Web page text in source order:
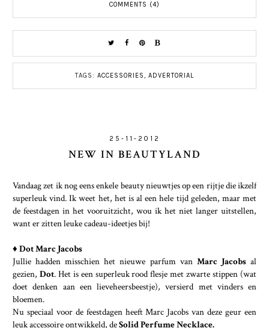
COMMENTS (4)
TAGS: ACCESSORIES, ADVERTORIAL
25-11-2012
NEW IN BEAUTYLAND
Vandaag zet ik nog eens enkele beauty nieuwtjes op een rijtje die ikzelf
superleuk vind. Ik weet het, het is al een hele tijd geleden, maar met
de feestdagen in het vooruitzicht, wou ik het niet langer uitstellen,
want er zitten leuke cadeau-ideetjes bij!
♦ Dot Marc Jacobs
Jullie hadden misschien het nieuwe parfum van Marc Jacobsal
gezien, Dot. Het is een superleuk rood flesje met zwarte stippen (wat
doet denken aan een lieveheersbeestje), versierd met vinders en
bloemen.
Nu speciaal voor de feestdagen heeft Marc Jacobs van deze geur een
leuk accessoire ontwikkeld, deSolid Perfume Necklace.